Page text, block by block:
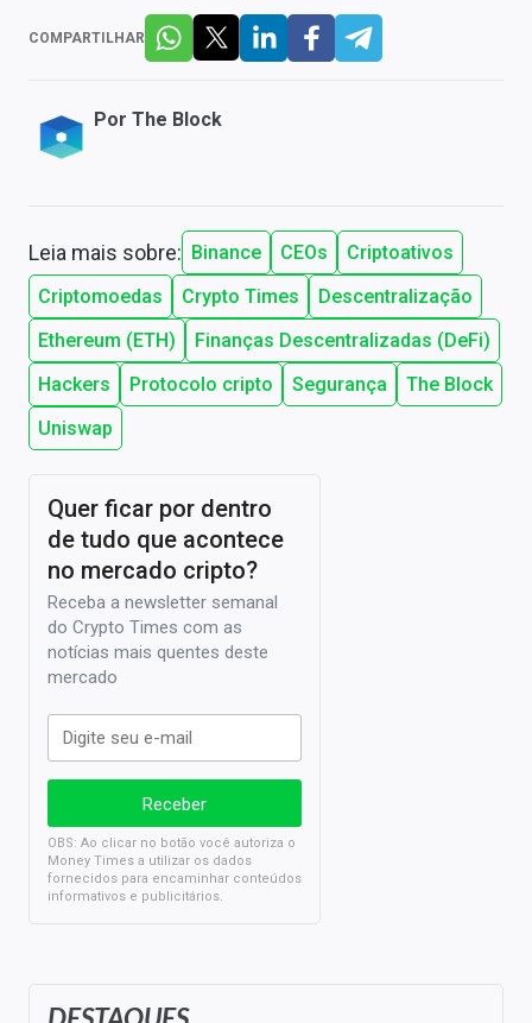
COMPARTILHAR
Por The Block
Leia mais sobre: Binance CEOs
Criptoativos
Criptomoedas
Crypto Times
Descentralização
Ethereum (ETH)
Finanças Descentralizadas (DeFi)
Hackers
Protocolo cripto Segurança
The Block
Uniswap
Quer ficar por dentro
de tudo que acontece
no mercado cripto?
Receba a newsletter semanal
do Crypto Times com as
notícias mais quentes deste
mercado
OBS: Ao clicar no botão você autoriza o
Money Times a utilizar os dados
fornecidos para encaminhar conteúdos
informativos e publicitários.